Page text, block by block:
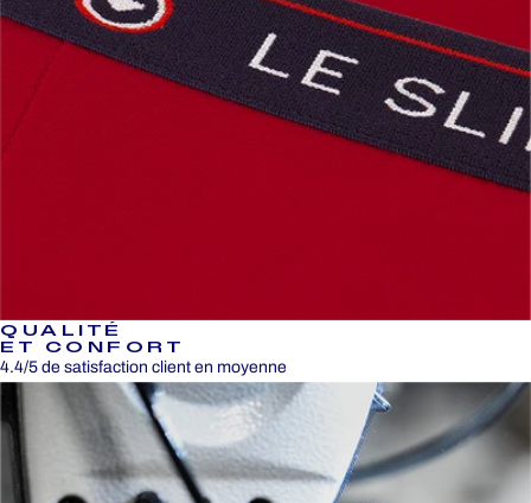
QUALITÉ
ET CONFORT
4.4/5 de satisfaction client en moyenne